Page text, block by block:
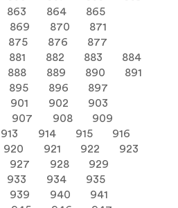
863 864
865
869 870
871
875 876
877
881 882 883
884
888 889 890
891
895 896
897
901 902
903
907 908
909
913 914 915
916
920 921 922
923
927 928
929
933 934
935
939 940
941